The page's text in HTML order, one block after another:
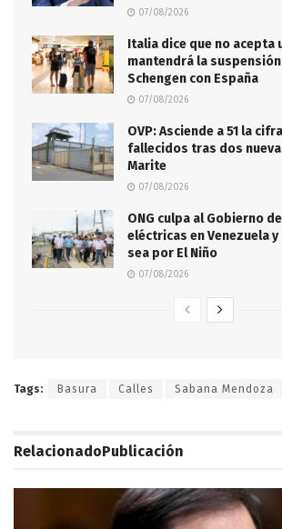
07/08/2026
Italia dice que no acepta
mantendrá la
Schengen con España
07/08/2026
OVP: Asciende a 51 la
fallecidos tras dos
Marite
07/08/2026
ONG culpa al Gobierno
eléctricas en Venezuela
sea por El Niño
07/08/2026
Tags: Basura Calles Sabana Mendoza
RelacionadoPublicación